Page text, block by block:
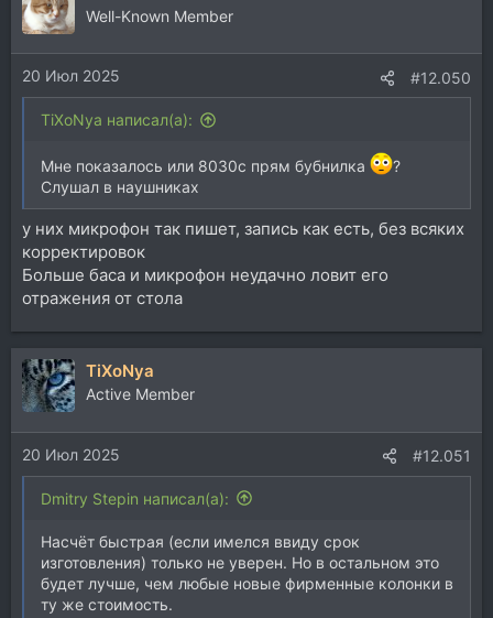
Well-Known Member
20 Июл 2025 #12.050
TiXoNya написал(а):
Мне показалось или 8030c прям бубнилка
?
Слушал в наушниках
у них микрофон так пишет, запись как есть, без всяких
корректировок
Больше баса и микрофон неудачно ловит его
отражения от стола
TiXoNya
Active Member
20 Июл 2025 #12.051
Dmitry Stepin написал(а):
Насчёт быстрая (если имелся ввиду срок
изготовления) только не уверен. Но в остальном это
будет лучше, чем любые новые фирменные колонки в
ту же стоимость.